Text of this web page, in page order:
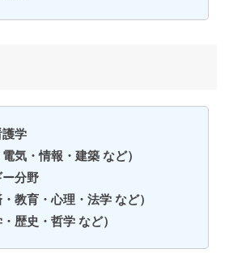
学
気・情報・建築 など）
分野
教育・心理・法学 など）
歴史・哲学 など）